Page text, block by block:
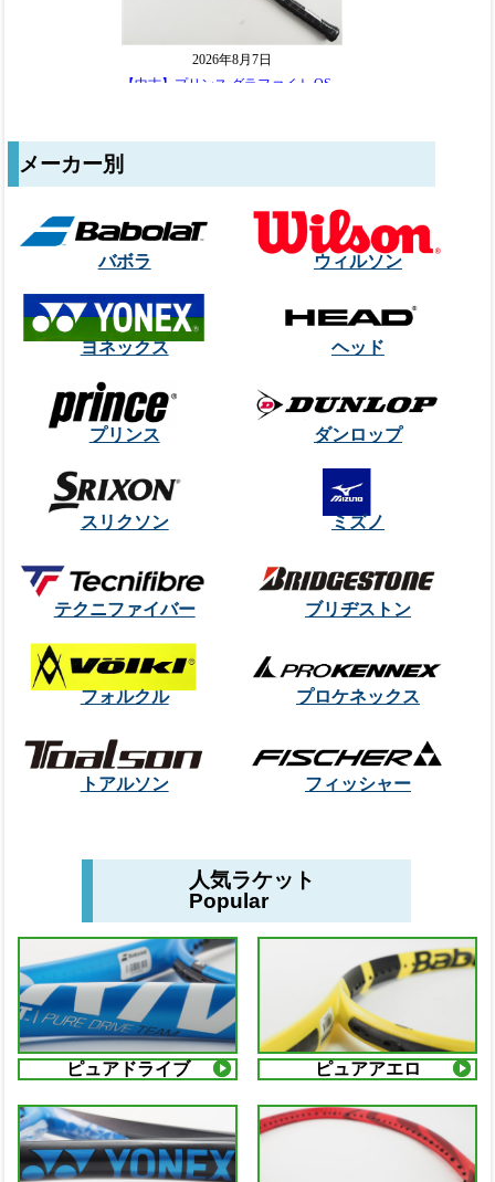
メーカー別
バボラ ウィルソン
ヨネックス ヘッド
プリンス ダンロップ
スリクソン ミズノ
テクニファイバー ブリヂストン
フォルクル プロケネックス
トアルソン フィッシャー
人気ラケット
Popular
ピュアドライブ ピュアアエロ